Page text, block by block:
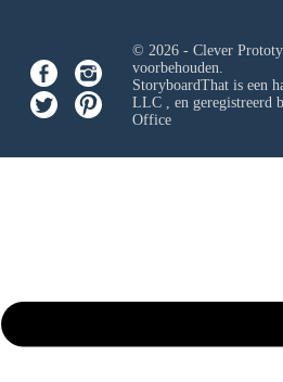
© 2026 - Clever
voorbehouden.
StoryboardThat is een
LLC, en geregistreerd
Office